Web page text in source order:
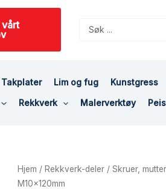
Search
Takplater Lim og fug Kunstgress
Rekkverk Malerverktøy
Hjem / Rekkverk-deler/ Skruer,
M10x120mm
Dobbel
gjenger